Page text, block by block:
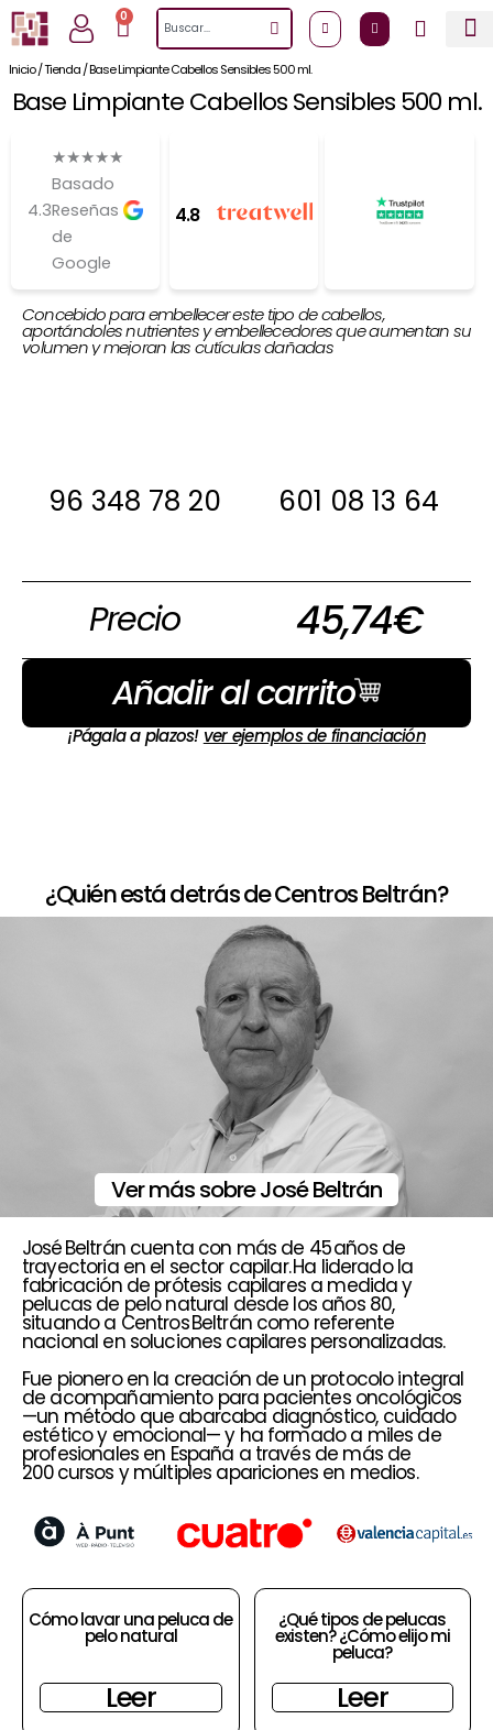
al
contenido
0
CartSearch
Inicio/Tienda/Base Limpiante Cabellos Sensibles 500 ml.
Base Limpiante Cabellos Sensibles 500 ml.
4.3
★★★★★
Basado
Reseñas
de
Google
4.8
Concebido para embellecer este tipo de cabellos,
aportándoles nutrientes y embellecedores que aumentan su
volumen y mejoran las cutículas dañadas
96 348 78 20 601 08 13 64
Precio 45,74€
Añadir al carrito
¡Págala a plazos! ver ejemplos de financiación
¿Quién está detrás de Centros Beltrán?
Ver más sobre José Beltrán
José Beltrán cuenta con más de 45 años de
trayectoria en el sector capilar. Ha liderado la
fabricación de prótesis capilares a medida y
pelucas de pelo natural desde los años 80,
situando a Centros Beltrán como referente
nacional en soluciones capilares personalizadas.
Fue pionero en la creación de un protocolo integral
de acompañamiento para pacientes oncológicos
—un método que abarcaba diagnóstico, cuidado
estético y emocional— y ha formado a miles de
profesionales en España a través de más de
200 cursos y múltiples apariciones en medios.
Cómo lavar una peluca de
pelo natural
Leer
¿Qué tipos de pelucas
existen? ¿Cómo elijo mi
peluca?
Leer